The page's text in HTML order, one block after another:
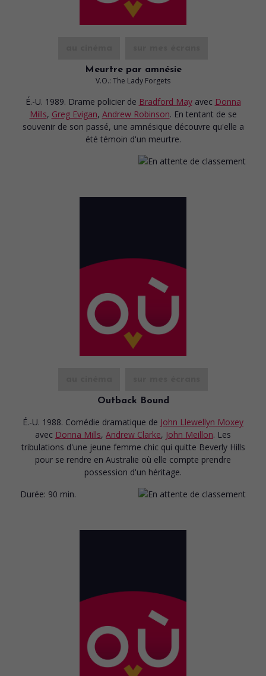
Meurtre par amnésie
V.O.: The Lady Forgets
É.-U. 1989. Drame policier de Bradford May avec Donna
Mills, Greg Evigan, Andrew Robinson. En tentant de se
souvenir de son passé, une amnésique découvre qu'elle a
été témoin d'un meurtre.
Outback Bound
É.-U. 1988. Comédie dramatique de John Llewellyn Moxey
avec Donna Mills, Andrew Clarke, John Meillon. Les
tribulations d'une jeune femme chic qui quitte Beverly Hills
pour se rendre en Australie où elle compte prendre
possession d'un héritage.
Durée: 90 min.